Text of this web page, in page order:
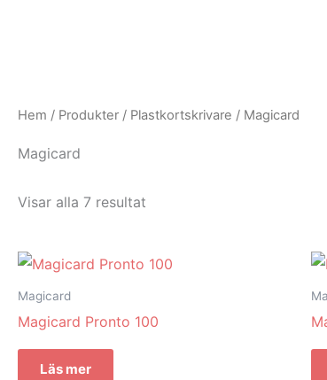
Hem / Produkter / Plastkortskrivare / Magicard
Magicard
Visar alla 7 resultat
Magicard
Magicard Pronto 100
Läs mer